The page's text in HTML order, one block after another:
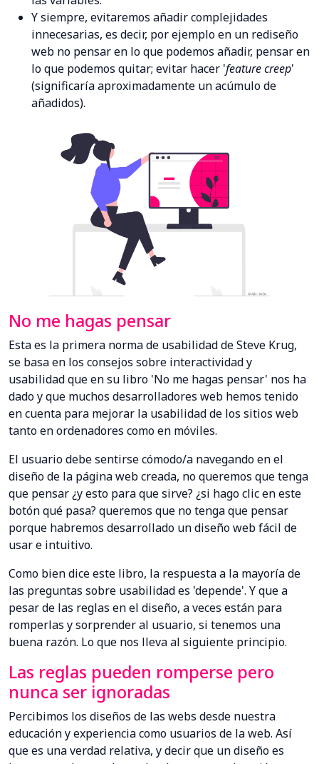
Y siempre, evitaremos añadir complejidades
innecesarias, es decir, por ejemplo en un rediseño
web no pensar en lo que podemos añadir, pensar en
lo que podemos quitar; evitar hacer 'feature creep'
(significaría aproximadamente un acúmulo de
añadidos).
No me hagas pensar
Esta es la primera norma de usabilidad de Steve Krug,
se basa en los consejos sobre interactividad y
usabilidad que en su libro 'No me hagas pensar' nos ha
dado y que muchos desarrolladores web hemos tenido
en cuenta para mejorar la usabilidad de los sitios web
tanto en ordenadores como en móviles.
El usuario debe sentirse cómodo/a navegando en el
diseño de la página web creada, no queremos que tenga
que pensar ¿y esto para que sirve? ¿si hago clic en este
botón qué pasa? queremos que no tenga que pensar
porque habremos desarrollado un diseño web fácil de
usar e intuitivo.
Como bien dice este libro, la respuesta a la mayoría de
las preguntas sobre usabilidad es 'depende'. Y que a
pesar de las reglas en el diseño, a veces están para
romperlas y sorprender al usuario, si tenemos una
buena razón. Lo que nos lleva al siguiente principio.
Las reglas pueden romperse pero
nunca ser ignoradas
Percibimos los diseños de las webs desde nuestra
educación y experiencia como usuarios de la web. Así
que es una verdad relativa, y decir que un diseño es